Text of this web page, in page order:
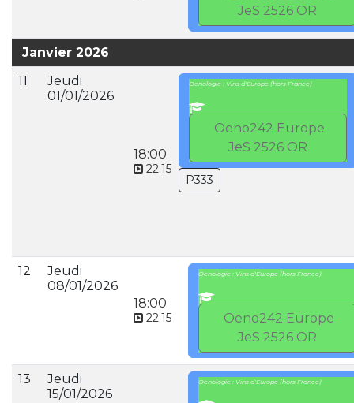
JeS 2526 OR
Janvier 2026
11
Jeudi
01/01/2026
18:00
22:15
Oenologie : Vins d'Europe (hors France)
Oeno242 Europe
JeS 2526 OR
P333
12
Jeudi
08/01/2026
18:00
22:15
Oenologie : Vins d'Europe (hors France)
Oeno242 Europe
JeS 2526 OR
13
Jeudi
15/01/2026
Oenologie : Vins d'Europe (hors France)